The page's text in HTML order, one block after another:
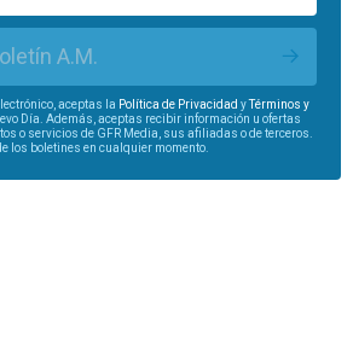
A.M.
aceptas la Política de Privacidad yTérminos y
Día. Además, aceptas recibir información u ofertas
o servicios de GFR Media, sus afiliadas o de terceros.
los boletines en cualquier momento.